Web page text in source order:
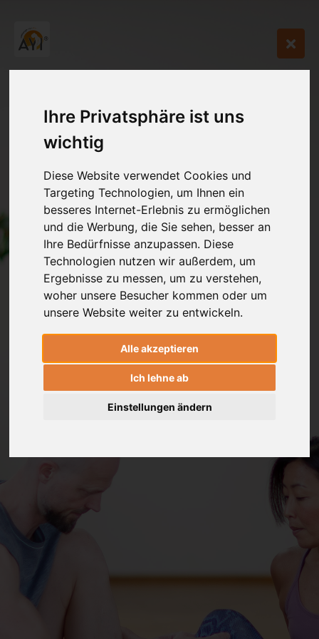
Ihre Privatsphäre ist uns
wichtig
Diese Website verwendet Cookies und
Targeting Technologien, um Ihnen ein
besseres Internet-Erlebnis zu ermöglichen
und die Werbung, die Sie sehen, besser an
Ihre Bedürfnisse anzupassen. Diese
Technologien nutzen wir außerdem, um
Ergebnisse zu messen, um zu verstehen,
woher unsere Besucher kommen oder um
unsere Website weiter zu entwickeln.
Alle akzeptieren
Ich lehne ab
Einstellungen ändern